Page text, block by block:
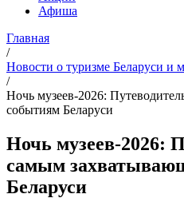
Афиша
Главная
/
Новости о туризме Беларуси и
/
Ночь музеев-2026:
событиям Беларуси
Ночь музеев-2026:
самым
Беларуси